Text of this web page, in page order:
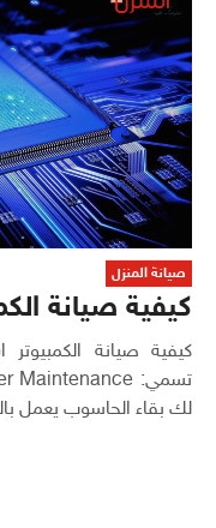
صيانة المنزل
كيفية صيانة
كيفية صيانة الكمبيوتر
لك بقاء الحاسوب يعمل